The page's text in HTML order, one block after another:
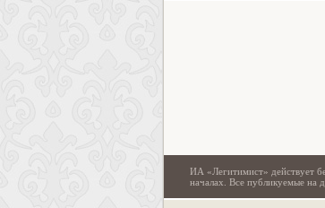
ИА «Легитимист» действует
началах. Все публикуемые на